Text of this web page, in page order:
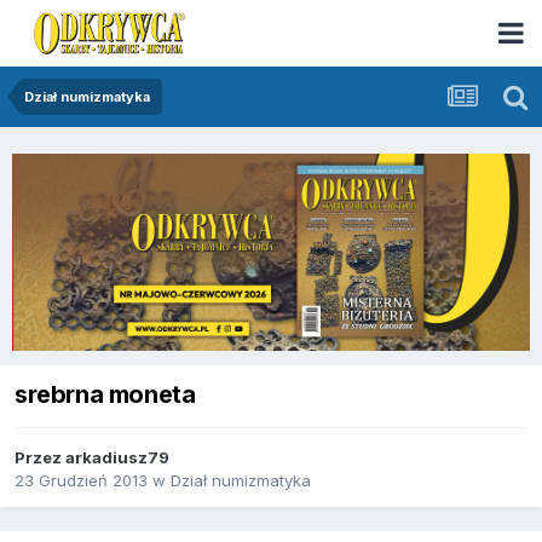
Dział numizmatyka
srebrna moneta
Przez arkadiusz79
23 Grudzień 2013 w Dział numizmatyka